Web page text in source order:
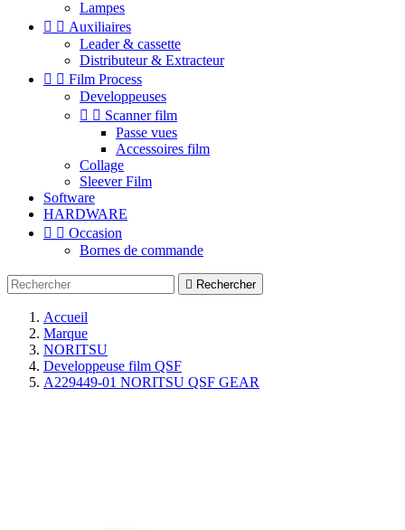
Lampes
  Auxiliaires
Leader & cassette
Distributeur & Extracteur
  Film Process
Developpeuses
  Scanner film
Passe vues
Accessoires film
Collage
Sleever Film
Software
HARDWARE
  Occasion
Bornes de commande
 Rechercher
Accueil
Marque
NORITSU
Developpeuse film QSF
A229449-01 NORITSU QSF GEAR